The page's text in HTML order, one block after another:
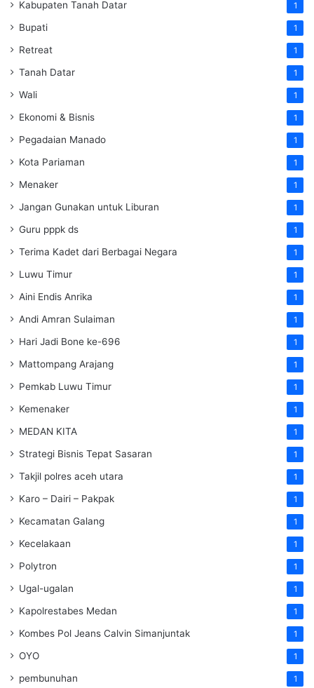
Kabupaten Tanah Datar 1
Bupati 1
Retreat 1
Tanah Datar 1
Wali 1
Ekonomi & Bisnis 1
Pegadaian Manado 1
Kota Pariaman 1
Menaker 1
Jangan Gunakan untuk Liburan 1
Guru pppk ds 1
Terima Kadet dari Berbagai Negara 1
Luwu Timur 1
Aini Endis Anrika 1
Andi Amran Sulaiman 1
Hari Jadi Bone ke-696 1
Mattompang Arajang 1
Pemkab Luwu Timur 1
Kemenaker 1
MEDAN KITA 1
Strategi Bisnis Tepat Sasaran 1
Takjil polres aceh utara 1
Karo – Dairi – Pakpak 1
Kecamatan Galang 1
Kecelakaan 1
Polytron 1
Ugal-ugalan 1
Kapolrestabes Medan 1
Kombes Pol Jeans Calvin Simanjuntak 1
OYO 1
pembunuhan 1